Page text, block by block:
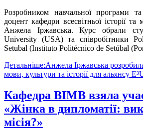
Розробником навчальної програми
доцент кафедри всесвітньої історії
Анжела Іржавська. Курс обрали
University (USA) та співробітники
Setubal (Instituto Politécnico de Setúbal
Детальніше:Анжела Іржавська
мови, культури та історії для альянсу
Кафедра ВІМВ взяла
«Жінка в дипломатії:
місія?»